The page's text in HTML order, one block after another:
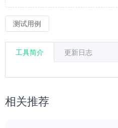
测试用例
工具简介 更新日志
相关推荐